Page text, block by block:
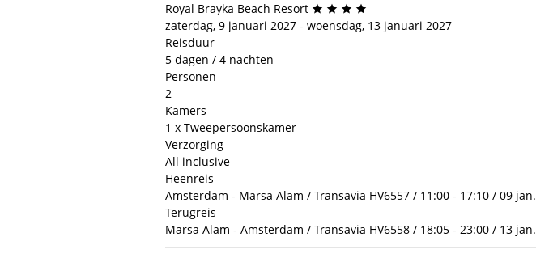
Royal Brayka Beach Resort
zaterdag, 9 januari 2027 - woensdag, 13 januari 2027
Reisduur
5 dagen / 4 nachten
Personen
2
Kamers
1 x Tweepersoonskamer
Verzorging
All inclusive
Heenreis
Amsterdam - Marsa Alam / Transavia HV6557 / 11:00 - 17:10 / 09 jan.
Terugreis
Marsa Alam - Amsterdam / Transavia HV6558 / 18:05 - 23:00 / 13 jan.